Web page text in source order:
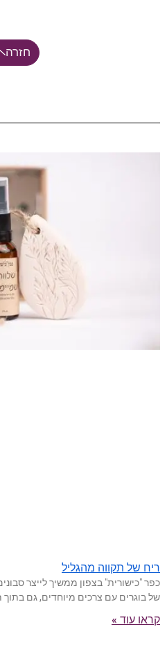
חזרה
ריח של תקווה מהגליל
כפר "כישורית" בצפון ממשיך לייצר
של בוגרים עם צרכים מיוחדים, גם
קראו עוד »